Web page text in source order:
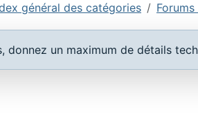
général des catégories
donnez un maximum de détails